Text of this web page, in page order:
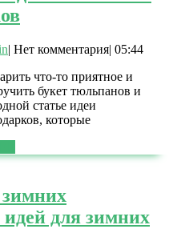
| Нет комментария| 05:44
что-то приятное и
букет тюльпанов и
статье идеи
которые
для зимних